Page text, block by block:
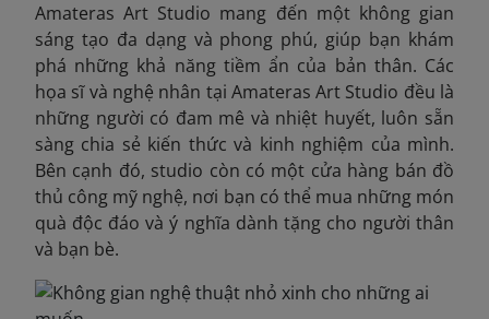
Amateras Art Studio mang đến một không gian
sáng tạo đa dạng và phong phú, giúp bạn khám
phá những khả năng tiềm ẩn của bản thân. Các
họa sĩ và nghệ nhân tại Amateras Art Studio đều là
những người có đam mê và nhiệt huyết, luôn sẵn
sàng chia sẻ kiến thức và kinh nghiệm của mình.
Bên cạnh đó, studio còn có một cửa hàng bán đồ
thủ công mỹ nghệ, nơi bạn có thể mua những món
quà độc đáo và ý nghĩa dành tặng cho người thân
và bạn bè.